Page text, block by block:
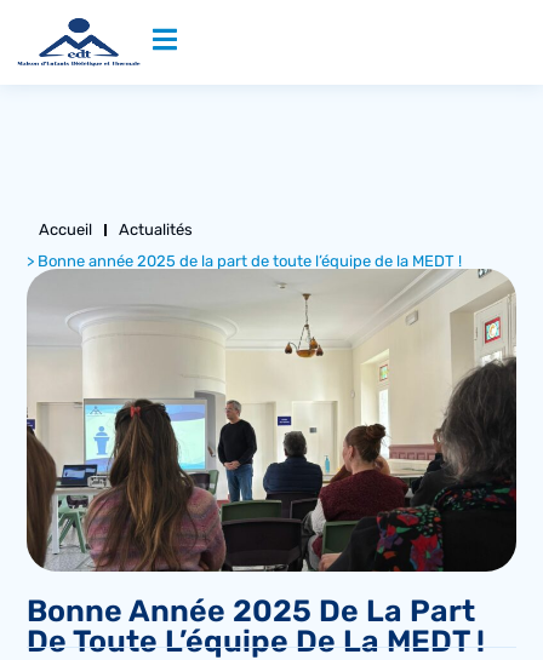
Accueil
Actualités
> Bonne année 2025 de la part de toute l’équipe de la MEDT !
Bonne Année 2025 De La Part
De Toute L’équipe De La MEDT !